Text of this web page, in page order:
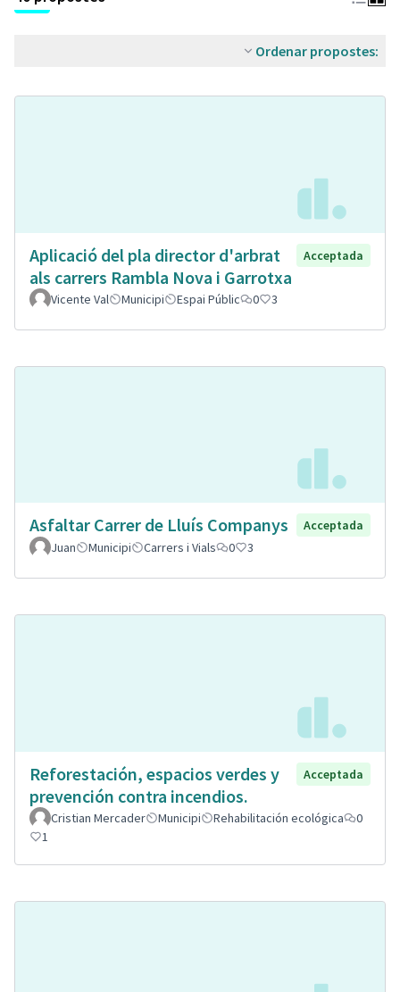
Ordenar propostes:
Aplicació del pla director d'arbrat
als carrers Rambla Nova i Garrotxa
Acceptada
Vicente Val Municipi Espai Públic 0 3
Asfaltar Carrer de Lluís Companys
Acceptada
Juan
Municipi Carrers i Vials 0 3
Reforestación, espacios verdes y
prevención contra incendios.
Acceptada
Cristian Mercader Municipi Rehabilitación ecológica
0
1